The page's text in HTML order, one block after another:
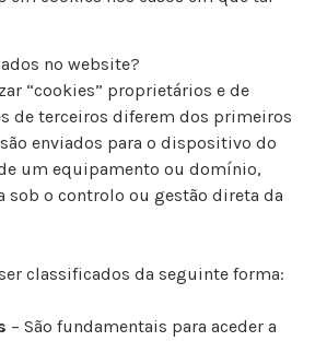
no website?
“cookies” proprietários e de
de terceiros diferem dos primeiros
enviados para o dispositivo do
um equipamento ou domínio,
sob o controlo ou gestão direta da
classificados da seguinte forma:
– São fundamentais para aceder a